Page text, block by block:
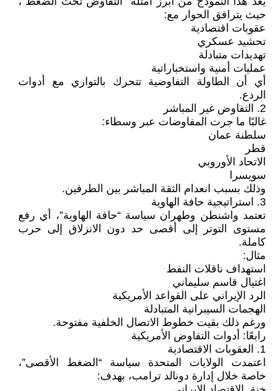
حيث يترافق الحوار مع:
عقوبات اقتصادية
تحشيد عسكري
تهديدات متبادلة
عمليات أمنية واستخباراتية
أي أن الطاولة التفاوضية تتحرك بالتوازي مع أدوات
الردع.
2. التفاوض غير المباشر
غالبًا ما جرت المفاوضات عبر وسطاء:
سلطنة عمان
قطر
الاتحاد الأوروبي
سويسرا
وذلك بسبب انعدام الثقة المباشر بين الطرفين.
3. استراتيجية حافة الهاوية
تعتمد واشنطن وطهران سياسة “حافة الهاوية”، أي رفع
مستوى التوتر إلى أقصى حد دون الانزلاق إلى حرب
كاملة.
مثال:
استهداف ناقلات النفط
اغتيال قاسم سليماني
الرد الإيراني على القواعد الأمريكية
الهجمات السيبرانية المتبادلة
ورغم ذلك بقيت خطوط الاتصال الخلفية مفتوحة.
رابعًا: أدوات التفاوض الأمريكية
1. العقوبات الاقتصادية
اعتمدت الولايات المتحدة سياسة “الضغط الأقصى”،
خاصة خلال إدارة دونالد ترامب، بهدف: